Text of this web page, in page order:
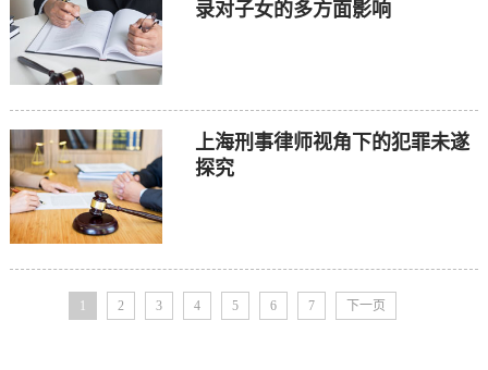
录对子女的多方面影响
上海刑事律师视角下的犯罪未遂
探究
1 2 3 4 5 6 7 下一页